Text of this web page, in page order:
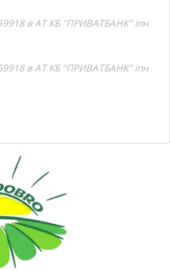
в АТ КБ "ПРИВАТБАНК" іпн
в АТ КБ "ПРИВАТБАНК" іпн